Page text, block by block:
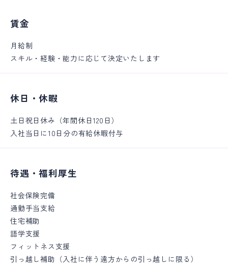
賃金
月給制
スキル・経験・能力に応じて決定いたします
休日・休暇
土日祝日休み（年間休日120日）
入社当日に10日分の有給休暇付与
待遇・福利厚生
社会保険完備
通勤手当支給
住宅補助
語学支援
フィットネス支援
引っ越し補助（入社に伴う遠方からの引っ越しに限る）